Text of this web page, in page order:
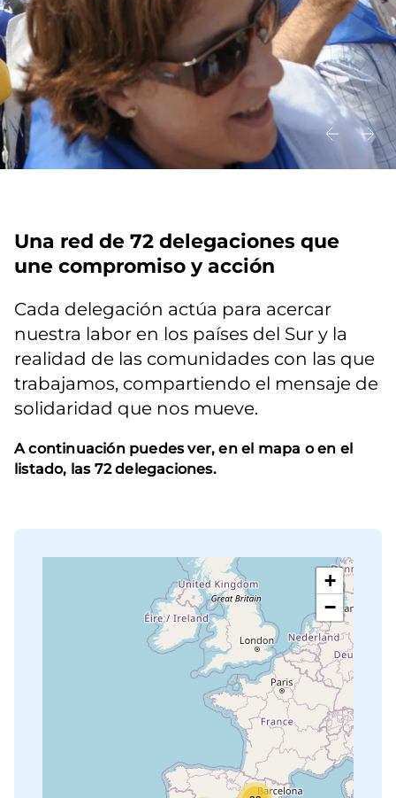
Una red de 72 delegaciones que
une compromiso y acción
Cada delegación actúa para acercar
nuestra labor en los países del Sur y la
realidad de las comunidades con las que
trabajamos, compartiendo el mensaje de
solidaridad que nos mueve.
A continuación puedes ver, en el mapa o en el
listado, las 72 delegaciones.
+
−